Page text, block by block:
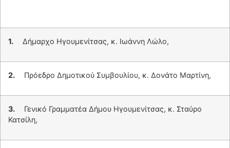
1. Δήμαρχο Ηγουμενίτσας, κ. Ιωάννη Λώλο,
2. Πρόεδρο Δημοτικού Συμβουλίου, κ. Δονάτο Μαρτίνη,
3. Γενικό Γραμματέα Δήμου Ηγουμενίτσας, κ. Σταύρο
Κατσίλη,